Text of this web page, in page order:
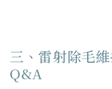
三、雷射除毛
Q&A